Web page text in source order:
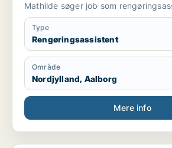
Mathilde søger job som
Type
Rengøringsassistent
Område
Nordjylland, Aalborg
Mere info